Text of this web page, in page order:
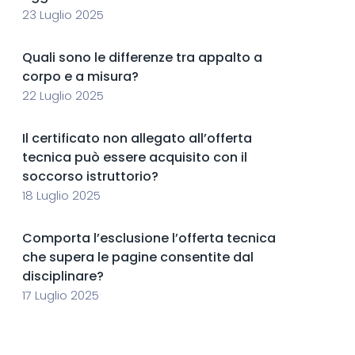
23 Luglio 2025
Quali sono le differenze tra appalto a
corpo e a misura?
22 Luglio 2025
Il certificato non allegato all’offerta
tecnica può essere acquisito con il
soccorso istruttorio?
18 Luglio 2025
Comporta l’esclusione l’offerta tecnica
che supera le pagine consentite dal
disciplinare?
17 Luglio 2025